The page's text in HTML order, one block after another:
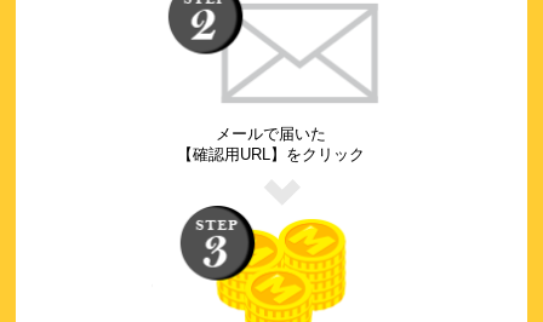
メールで届いた
【確認用URL】をクリック